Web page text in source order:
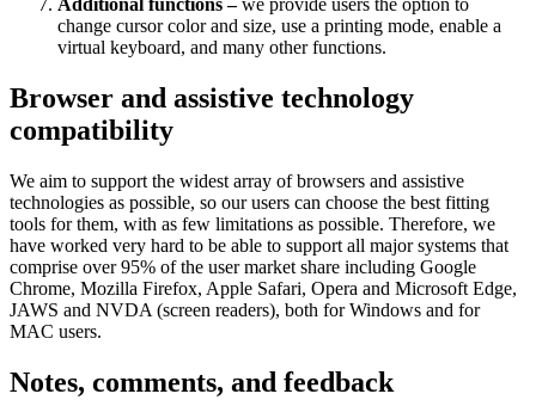
Additional functions –we provide users the option to
change cursor color and size, use a printing mode, enable a
virtual keyboard, and many other functions.
Browser and assistive technology
compatibility
We aim to support the widest array of browsers and assistive
technologies as possible, so our users can choose the best fitting
tools for them, with as few limitations as possible. Therefore, we
have worked very hard to be able to support all major systems that
comprise over 95% of the user market share including Google
Chrome, Mozilla Firefox, Apple Safari, Opera and Microsoft Edge,
JAWS and NVDA (screen readers), both for Windows and for
MAC users.
Notes, comments, and feedback